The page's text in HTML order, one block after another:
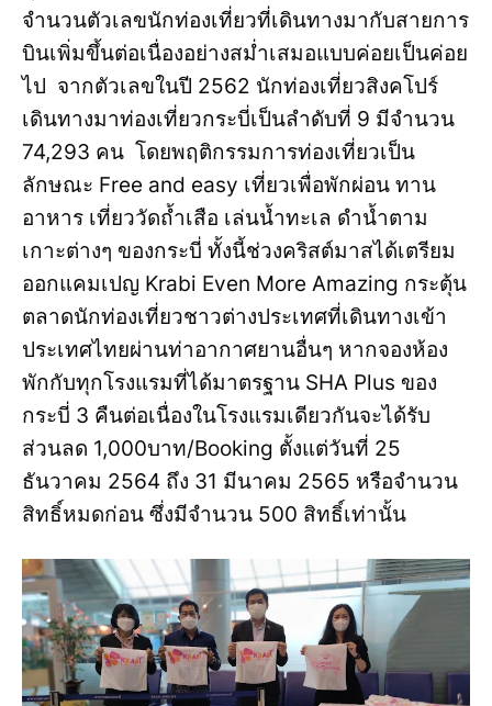
จำนวนตัวเลขนักท่องเที่ยวที่เดินทางมากับสายการ
บินเพิ่มขึ้นต่อเนื่องอย่างสม่ำเสมอแบบค่อยเป็นค่อย
ไป จากตัวเลขในปี 2562 นักท่องเที่ยวสิงคโปร์
เดินทางมาท่องเที่ยวกระบี่เป็นลำดับที่ 9 มีจำนวน
74,293 คน โดยพฤติกรรมการท่องเที่ยวเป็น
ลักษณะ Free and easy เที่ยวเพื่อพักผ่อน ทาน
อาหาร เที่ยววัดถ้ำเสือ เล่นน้ำทะเล ดำน้ำตาม
เกาะต่างๆ ของกระบี่ ทั้งนี้ช่วงคริสต์มาสได้เตรียม
ออกแคมเปญ Krabi Even More Amazing กระตุ้น
ตลาดนักท่องเที่ยวชาวต่างประเทศที่เดินทางเข้า
ประเทศไทยผ่านท่าอากาศยานอื่นๆ หากจองห้อง
พักกับทุกโรงแรมที่ได้มาตรฐาน SHA Plus ของ
กระบี่ 3 คืนต่อเนื่องในโรงแรมเดียวกันจะได้รับ
ส่วนลด 1,000บาท/Booking ตั้งแต่วันที่ 25
ธันวาคม 2564 ถึง 31 มีนาคม 2565 หรือจำนวน
สิทธิ์หมดก่อน ซึ่งมีจำนวน 500 สิทธิ์เท่านั้น